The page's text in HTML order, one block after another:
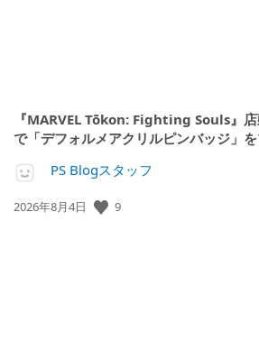
『MARVEL Tōkon: Fighting Souls』
で「デフォルメアクリルピンバッジ」を
PS Blogスタッフ
公
2026年8月4日 9